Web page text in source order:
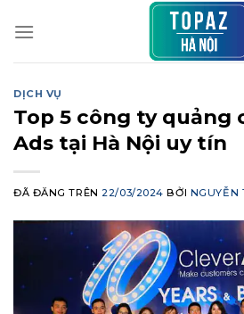
đến
DỊCH VỤ
Top 5 công ty quảng
Ads tại Hà Nội uy tín
ĐÃ ĐĂNG TRÊN22/03/2024 BỞI NGUYỄN